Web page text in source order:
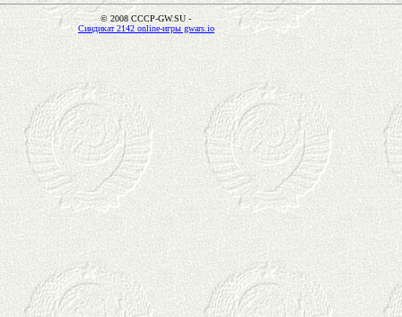
© 2008 CCCP-GW.SU -
Синдикат 2142 online-игры gwars.io